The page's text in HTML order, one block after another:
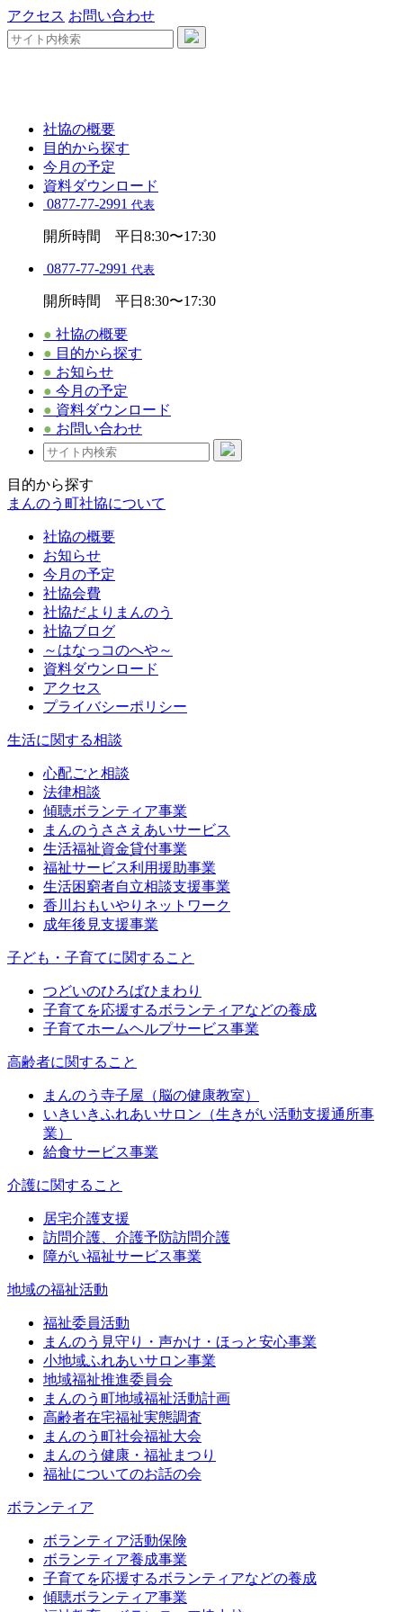
アクセス お問い合わせ
社協の概要
目的から探す
今月の予定
資料ダウンロード
0877-77-2991 代表
開所時間 平日8:30〜17:30
0877-77-2991 代表
開所時間 平日8:30〜17:30
● 社協の概要
● 目的から探す
● お知らせ
● 今月の予定
● 資料ダウンロード
● お問い合わせ
目的から探す
まんのう町社協について
社協の概要
お知らせ
今月の予定
社協会費
社協だよりまんのう
社協ブログ
～はなっコのへや～
資料ダウンロード
アクセス
プライバシーポリシー
生活に関する相談
心配ごと相談
法律相談
傾聴ボランティア事業
まんのうささえあいサービス
生活福祉資金貸付事業
福祉サービス利用援助事業
生活困窮者自立相談支援事業
香川おもいやりネットワーク
成年後見支援事業
子ども・子育てに関すること
つどいのひろばひまわり
子育てを応援するボランティアなどの養成
子育てホームヘルプサービス事業
高齢者に関すること
まんのう寺子屋（脳の健康教室）
いきいきふれあいサロン（生きがい活動支援通所事
業）
給食サービス事業
介護に関すること
居宅介護支援
訪問介護、介護予防訪問介護
障がい福祉サービス事業
地域の福祉活動
福祉委員活動
まんのう見守り・声かけ・ほっと安心事業
小地域ふれあいサロン事業
地域福祉推進委員会
まんのう町地域福祉活動計画
高齢者在宅福祉実態調査
まんのう町社会福祉大会
まんのう健康・福祉まつり
福祉についてのお話の会
ボランティア
ボランティア活動保険
ボランティア養成事業
子育てを応援するボランティアなどの養成
傾聴ボランティア事業